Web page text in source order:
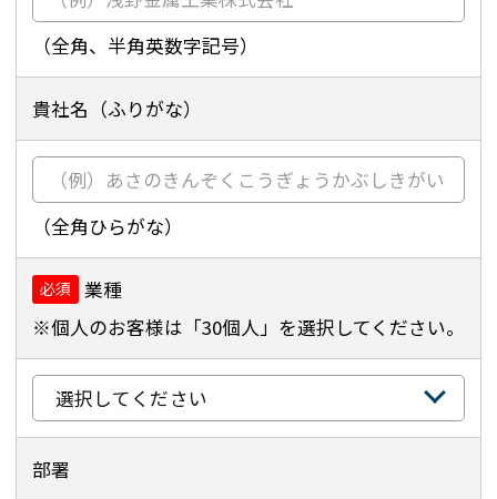
（全角、半角英数字記号）
貴社名（ふりがな）
（全角ひらがな）
必須
業種
※個人のお客様は「30個人」を選択してください。
部署